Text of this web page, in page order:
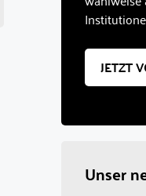
JETZT
Unser